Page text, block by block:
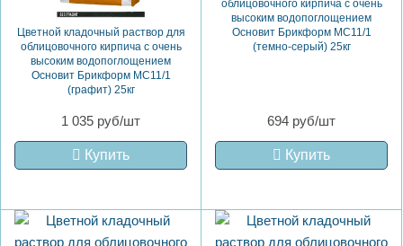
Цветной кладочный раствор для
облицовочного кирпича с очень
высоким водопоглощением
Основит Брикформ MC11/1
(графит) 25кг
1 035 руб/шт
Купить
облицовочного кирпича с очень
высоким водопоглощением
Основит Брикформ MC11/1
(темно-серый) 25кг
694 руб/шт
Купить